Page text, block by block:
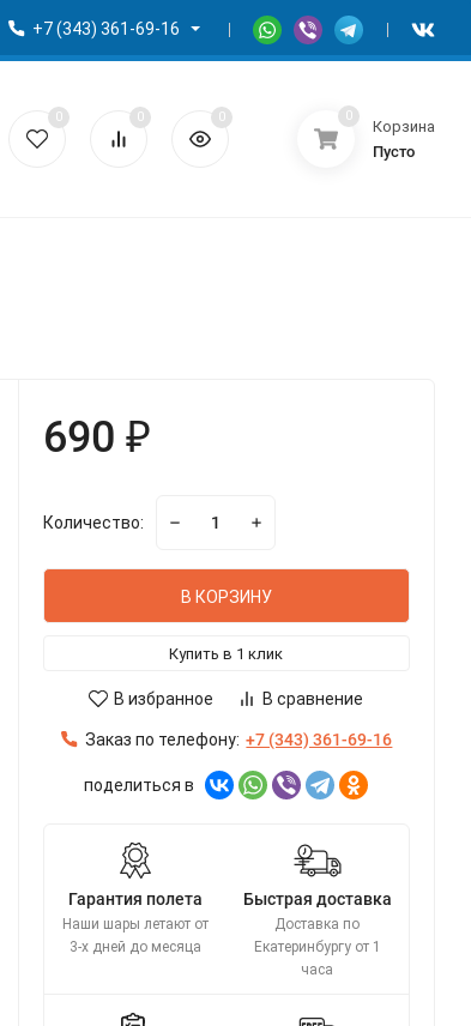
+7 (343) 361-69-16
0 0 0 0
Корзина
Пусто
690 ₽
Количество:
В КОРЗИНУ
Купить в 1 клик
В избранное В сравнение
Заказ по телефону: +7 (343) 361-69-16
поделиться в
Гарантия полета
Наши шары летают от
3-х дней до месяца
Быстрая доставка
Доставка по
Екатеринбургу от 1
часа